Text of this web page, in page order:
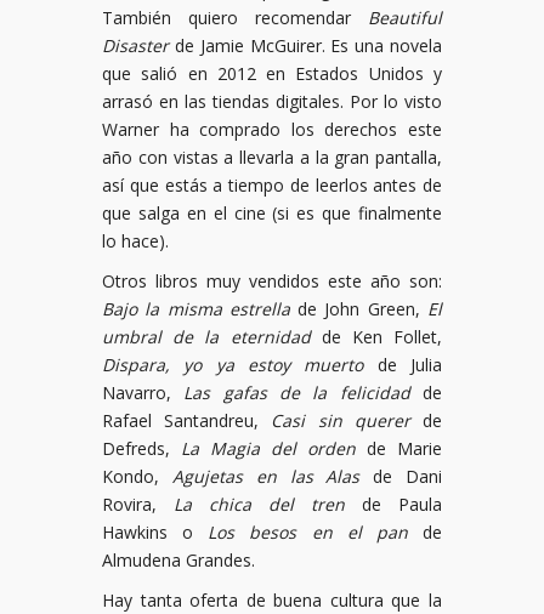
También quiero recomendar Beautiful
Disasterde Jamie McGuirer. Es una novela
que salió en 2012 en Estados Unidos y
arrasó en las tiendas digitales. Por lo visto
Warner ha comprado los derechos este
año con vistas a llevarla a la gran pantalla,
así que estás a tiempo de leerlos antes de
que salga en el cine (si es que finalmente
lo hace).
Otros libros muy vendidos este año son:
Bajo la misma estrellade John Green, El
umbral de la eternidadde Ken Follet,
Dispara, yo ya estoy muertode Julia
Navarro, Las gafas de la felicidadde
Rafael Santandreu, Casi sin quererde
Defreds, La Magia del orden de Marie
Kondo, Agujetas en las Alasde Dani
Rovira, La chica del tren de Paula
Hawkins o Los besos en el pande
Almudena Grandes.
Hay tanta oferta de buena cultura que la